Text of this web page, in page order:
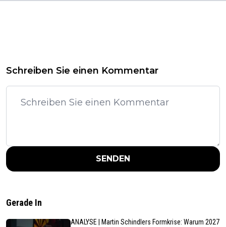
Schreiben Sie einen Kommentar
SENDEN
Gerade In
ANALYSE | Martin Schindlers Formkrise: Warum 2027